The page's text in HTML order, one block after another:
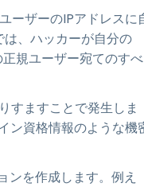
ーザーのIPアドレスに
、ハッカーが自分の
規ユーザー宛てのすべ
すますことで発生しま
ン資格情報のような機
を作成します。例え